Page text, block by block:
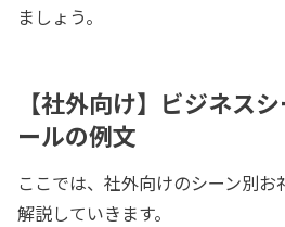
ましょう。
【社外向け】ビジネス
ールの例文
ここでは、社外向けのシーン別
解説していきます。